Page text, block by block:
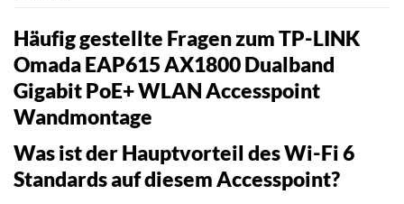
Häufig gestellte Fragen zum TP-LINK
Omada EAP615 AX1800 Dualband
Gigabit PoE+ WLAN Accesspoint
Wandmontage
Was ist der Hauptvorteil des Wi-Fi 6
Standards auf diesem Accesspoint?